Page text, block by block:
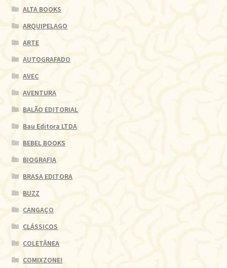
ALTA BOOKS
ARQUIPELAGO
ARTE
AUTOGRAFADO
AVEC
AVENTURA
BALÃO EDITORIAL
Bau Editora LTDA
BEBEL BOOKS
BIOGRAFIA
BRASA EDITORA
BUZZ
CANGAÇO
CLÁSSICOS
COLETÂNEA
COMIXZONE!